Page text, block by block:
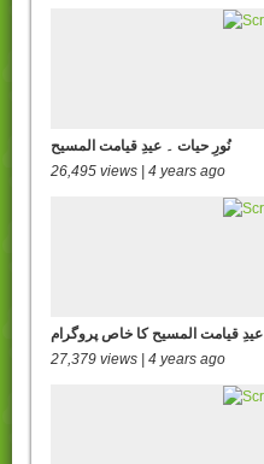
نُورِ حیات ۔ عیدِ قیامت المسیح
26,495 views | 4 years ago
عیدِ قیامت المسیح کا خاص پروگرام
27,379 views | 4 years ago